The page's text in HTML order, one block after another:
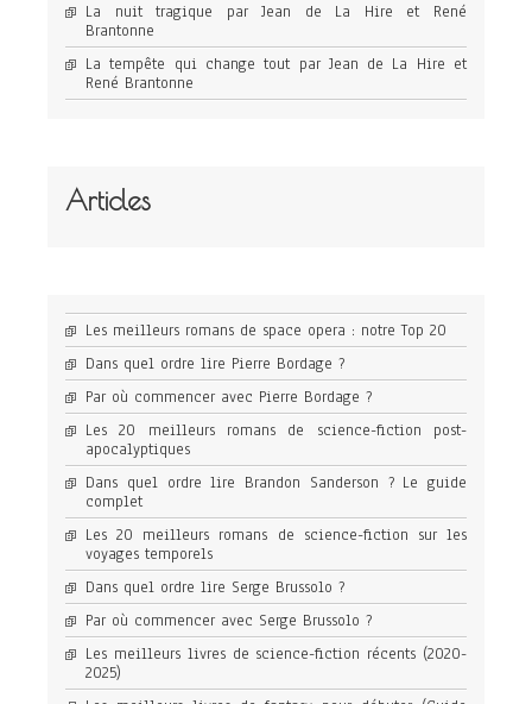
La nuit tragique par Jean de La Hire et René
Brantonne
La tempête qui change tout par Jean de La Hire et
René Brantonne
Articles
Les meilleurs romans de space opera : notre Top 20
Dans quel ordre lire Pierre Bordage ?
Par où commencer avec Pierre Bordage ?
Les 20 meilleurs romans de science-fiction post-
apocalyptiques
Dans quel ordre lire Brandon Sanderson ? Le guide
complet
Les 20 meilleurs romans de science-fiction sur les
voyages temporels
Dans quel ordre lire Serge Brussolo ?
Par où commencer avec Serge Brussolo ?
Les meilleurs livres de science-fiction récents (2020-
2025)